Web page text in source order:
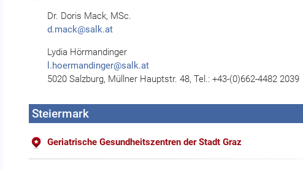
Dr. Doris Mack, MSc.
d.mack@salk.at
Lydia Hörmandinger
l.hoermandinger@salk.at
5020 Salzburg, Müllner Hauptstr. 48, Tel.: +43-(0)662-4482 2039
Steiermark
Geriatrische Gesundheitszentren der Stadt Graz